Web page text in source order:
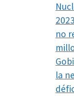
no
la